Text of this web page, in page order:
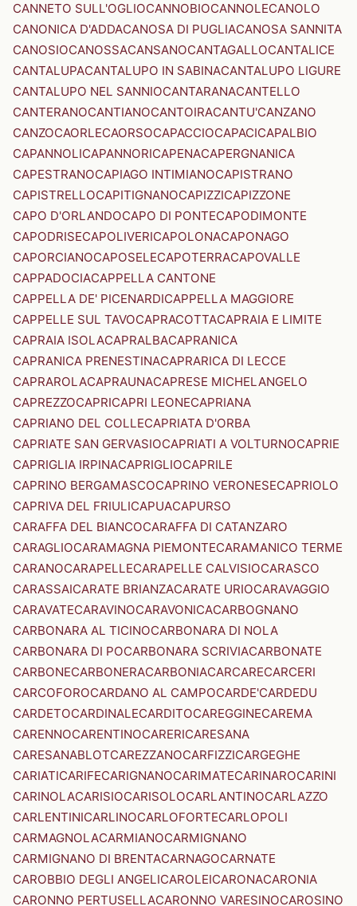
CANNETO SULL'OGLIOCANNOBIOCANNOLECANOLO
CANONICA D'ADDACANOSA DI PUGLIACANOSA SANNITA
CANOSIOCANOSSACANSANOCANTAGALLOCANTALICE
CANTALUPACANTALUPO IN SABINACANTALUPO LIGURE
CANTALUPO NEL SANNIOCANTARANACANTELLO
CANTERANOCANTIANOCANTOIRACANTU'CANZANO
CANZOCAORLECAORSOCAPACCIOCAPACICAPALBIO
CAPANNOLICAPANNORICAPENACAPERGNANICA
CAPESTRANOCAPIAGO INTIMIANOCAPISTRANO
CAPISTRELLOCAPITIGNANOCAPIZZICAPIZZONE
CAPO D'ORLANDOCAPO DI PONTECAPODIMONTE
CAPODRISECAPOLIVERICAPOLONACAPONAGO
CAPORCIANOCAPOSELECAPOTERRACAPOVALLE
CAPPADOCIACAPPELLA CANTONE
CAPPELLA DE' PICENARDICAPPELLA MAGGIORE
CAPPELLE SUL TAVOCAPRACOTTACAPRAIA E LIMITE
CAPRAIA ISOLACAPRALBACAPRANICA
CAPRANICA PRENESTINACAPRARICA DI LECCE
CAPRAROLACAPRAUNACAPRESE MICHELANGELO
CAPREZZOCAPRICAPRI LEONECAPRIANA
CAPRIANO DEL COLLECAPRIATA D'ORBA
CAPRIATE SAN GERVASIOCAPRIATI A VOLTURNOCAPRIE
CAPRIGLIA IRPINACAPRIGLIOCAPRILE
CAPRINO BERGAMASCOCAPRINO VERONESECAPRIOLO
CAPRIVA DEL FRIULICAPUACAPURSO
CARAFFA DEL BIANCOCARAFFA DI CATANZARO
CARAGLIOCARAMAGNA PIEMONTECARAMANICO TERME
CARANOCARAPELLECARAPELLE CALVISIOCARASCO
CARASSAICARATE BRIANZACARATE URIOCARAVAGGIO
CARAVATECARAVINOCARAVONICACARBOGNANO
CARBONARA AL TICINOCARBONARA DI NOLA
CARBONARA DI POCARBONARA SCRIVIACARBONATE
CARBONECARBONERACARBONIACARCARECARCERI
CARCOFOROCARDANO AL CAMPOCARDE'CARDEDU
CARDETOCARDINALECARDITOCAREGGINECAREMA
CARENNOCARENTINOCARERICARESANA
CARESANABLOTCAREZZANOCARFIZZICARGEGHE
CARIATICARIFECARIGNANOCARIMATECARINAROCARINI
CARINOLACARISIOCARISOLOCARLANTINOCARLAZZO
CARLENTINICARLINOCARLOFORTECARLOPOLI
CARMAGNOLACARMIANOCARMIGNANO
CARMIGNANO DI BRENTACARNAGOCARNATE
CAROBBIO DEGLI ANGELICAROLEICARONACARONIA
CARONNO PERTUSELLACARONNO VARESINOCAROSINO